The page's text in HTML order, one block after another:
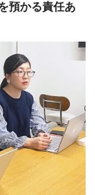
預かる責任あ